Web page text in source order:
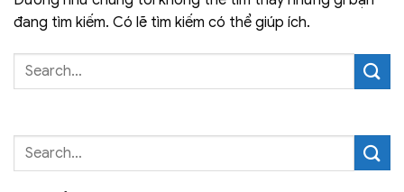
đang tìm kiếm. Có lẽ tìm kiếm có thể giúp ích.